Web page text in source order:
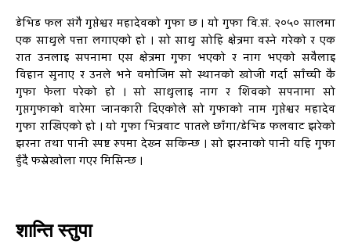
डेभिड फल संगै गुप्तेश्वर महादेवको गुफा छ । यो गुफा वि.सं. २०५० सालमा
एक साधुले पत्ता लगाएको हो । सो साधु सोहि क्षेत्रमा वस्ने गरेको र एक
रात उनलाइ सपनामा एस क्षेत्रमा गुफा भएको र नाग भएको सवैलाइ
विहान सुनाए र उनले भने वमोजिम सो स्थानको खोजी गर्दा साँच्ची कै
गुफा फेला परेको हो । सो साधुलाइ नाग र शिवको सपनामा सो
गुप्तगुफाको वारेमा जानकारी दिएकोले सो गुफाको नाम गुप्तेश्वर महादेव
गुफा राखिएको हो । यो गुफा भित्रवाट पातले छाँगा/डेभिड फलवाट झरेको
झरना तथा पानी स्पष्ट रुपमा देख्न सकिन्छ । सो झरनाको पानी यहि गुफा
हुँदै फस्रेखोला गएर मिसिन्छ ।
शान्ति स्तुपा